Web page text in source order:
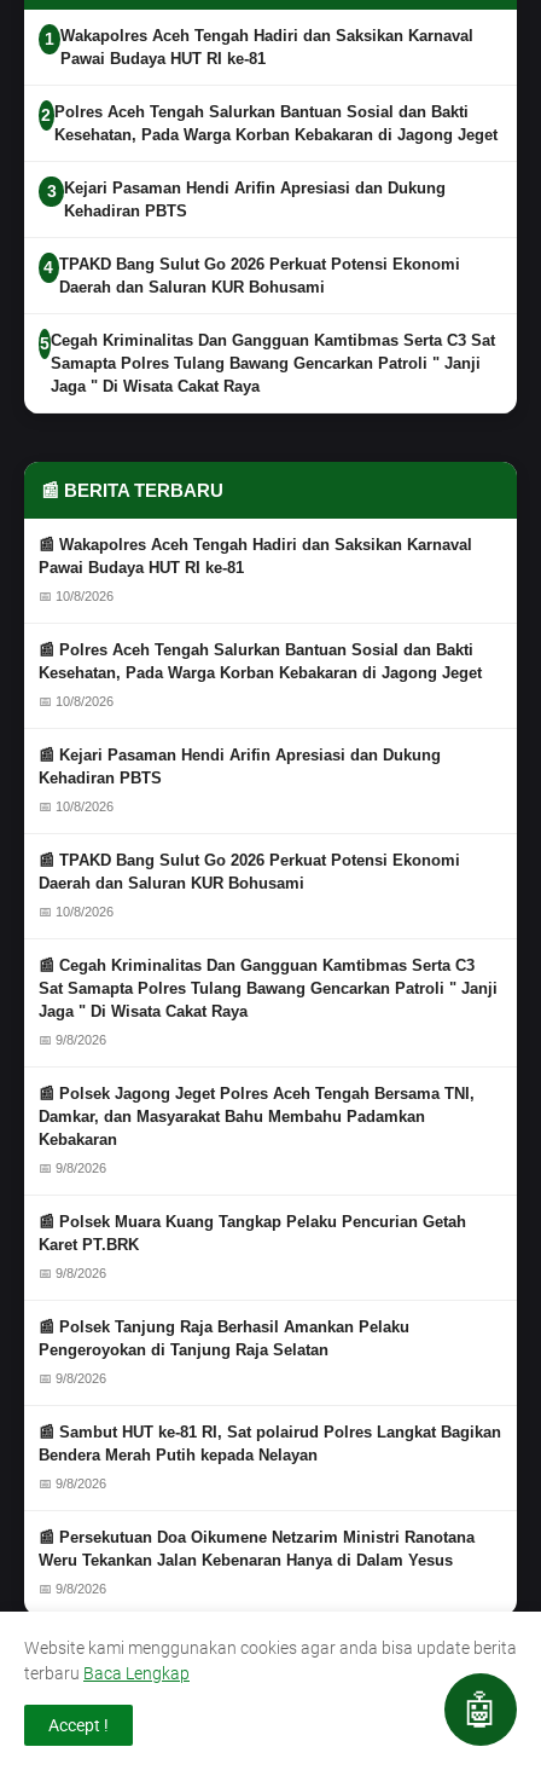
🤖
1 Wakapolres Aceh Tengah Hadiri dan Saksikan Karnaval
Pawai Budaya HUT RI ke-81
2Polres Aceh Tengah Salurkan Bantuan Sosial dan Bakti
Kesehatan, Pada Warga Korban Kebakaran di Jagong Jeget
3 Kejari Pasaman Hendi Arifin Apresiasi dan Dukung
Kehadiran PBTS
4 TPAKD Bang Sulut Go 2026 Perkuat Potensi Ekonomi
Daerah dan Saluran KUR Bohusami
5Cegah Kriminalitas Dan Gangguan Kamtibmas Serta C3 Sat
Samapta Polres Tulang Bawang Gencarkan Patroli " Janji
Jaga " Di Wisata Cakat Raya
📰 BERITA TERBARU
📰 Wakapolres Aceh Tengah Hadiri dan Saksikan Karnaval
Pawai Budaya HUT RI ke-81
📅 10/8/2026
📰 Polres Aceh Tengah Salurkan Bantuan Sosial dan Bakti
Kesehatan, Pada Warga Korban Kebakaran di Jagong Jeget
📅 10/8/2026
📰 Kejari Pasaman Hendi Arifin Apresiasi dan Dukung
Kehadiran PBTS
📅 10/8/2026
📰 TPAKD Bang Sulut Go 2026 Perkuat Potensi Ekonomi
Daerah dan Saluran KUR Bohusami
📅 10/8/2026
📰 Cegah Kriminalitas Dan Gangguan Kamtibmas Serta C3
Sat Samapta Polres Tulang Bawang Gencarkan Patroli " Janji
Jaga " Di Wisata Cakat Raya
📅 9/8/2026
📰 Polsek Jagong Jeget Polres Aceh Tengah Bersama TNI,
Damkar, dan Masyarakat Bahu Membahu Padamkan
Kebakaran
📅 9/8/2026
📰 Polsek Muara Kuang Tangkap Pelaku Pencurian Getah
Karet PT.BRK
📅 9/8/2026
📰 Polsek Tanjung Raja Berhasil Amankan Pelaku
Pengeroyokan di Tanjung Raja Selatan
📅 9/8/2026
📰 Sambut HUT ke-81 RI, Sat polairud Polres Langkat Bagikan
Bendera Merah Putih kepada Nelayan
📅 9/8/2026
📰 Persekutuan Doa Oikumene Netzarim Ministri Ranotana
Weru Tekankan Jalan Kebenaran Hanya di Dalam Yesus
📅 9/8/2026
POPULER SEMINGGU
Diduga Penagih Utang Buat Keributan di
Pujasera Danau Hijau, Pedagang Mengaku
Website kami menggunakan cookies agar anda bisa update berita
terbaru Baca Lengkap
Accept !